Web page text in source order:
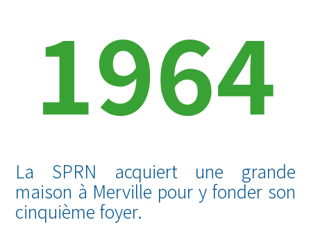
1964
La SPRN acquiert une grande
maison à Merville pour y fonder son
cinquième foyer.